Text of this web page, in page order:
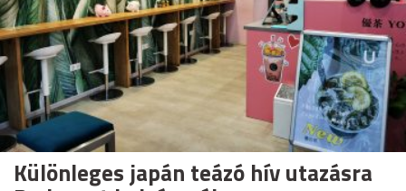
Különleges japán teázó hív utazásra